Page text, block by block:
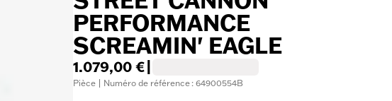
PERFORMANCE
SCREAMIN' EAGLE
1.079,00 €
Pièce | Numéro de référence : 64900554B